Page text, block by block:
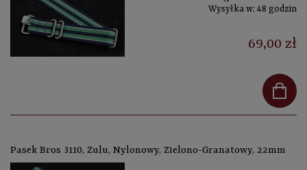
Wysyłka w: 48 godzin
69,00 zł
Pasek Bros 3110, Zulu, Nylonowy, Zielono-Granatowy, 22mm